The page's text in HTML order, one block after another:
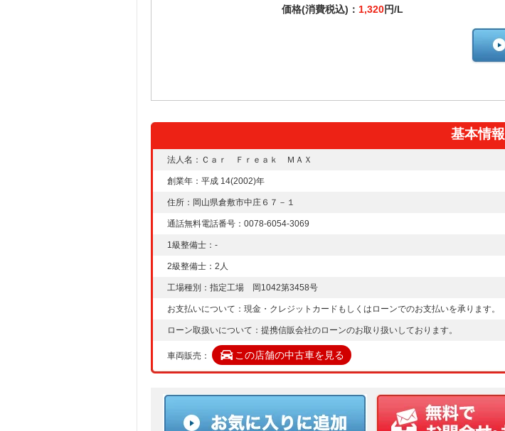
価格(消費税込)： 1,320円/L
基本情報
法人名：Ｃａｒ Ｆｒｅａｋ ＭＡＸ
創業年：平成 14(2002)年
住所：岡山県倉敷市中庄６７－１
通話無料電話番号：0078-6054-3069
1級整備士：-
2級整備士：2人
工場種別：指定工場 岡1042第3458号
お支払いについて：現金・クレジットカードもしくはローンでのお支払いを承ります。
ローン取扱いについて：提携信販会社のローンのお取り扱いしております。
車両販売： この店舗の中古車を見る